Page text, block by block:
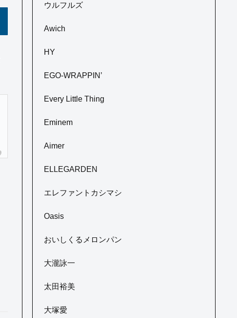
ウルフルズ
Awich
HY
EGO-WRAPPIN’
Every Little Thing
Eminem
Aimer
ELLEGARDEN
エレファントカシマシ
Oasis
おいしくるメロンパン
大瀧詠一
太田裕美
大塚愛